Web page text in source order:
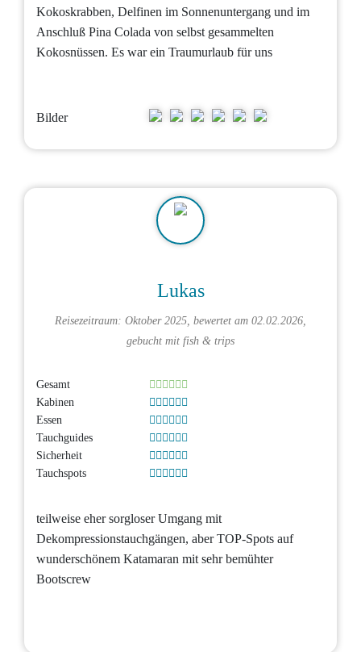
Kokoskrabben, Delfinen im Sonnenuntergang und im
Anschluß Pina Colada von selbst gesammelten
Kokosnüssen. Es war ein Traumurlaub für uns
Bilder
Lukas
Reisezeitraum: Oktober 2025, bewertet am 02.02.2026,
gebucht mit fish & trips
Gesamt
Kabinen
Essen
Tauchguides
Sicherheit
Tauchspots
teilweise eher sorgloser Umgang mit
Dekompressionstauchgängen, aber TOP-Spots auf
wunderschönem Katamaran mit sehr bemühter
Bootscrew